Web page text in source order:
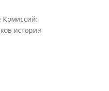
Комиссий:
истории